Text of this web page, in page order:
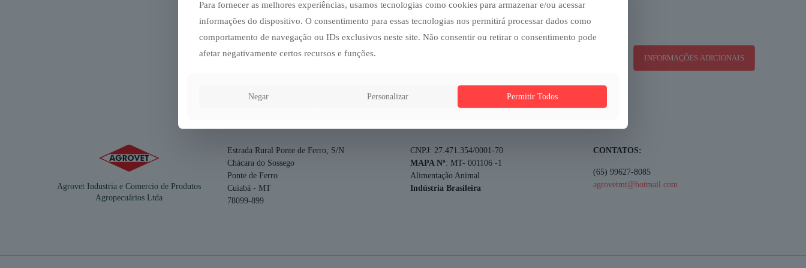
folhagens; fenos de gramíneas.
INFORMAÇÕES ADICIONAIS
Agrovet Industria e Comercio de Produtos
Agropecuários Ltda
Estrada Rural Ponte de Ferro, S/N
Chácara do Sossego
Ponte de Ferro
Cuiabá - MT
78099-899
CNPJ: 27.471.354/0001-70
MAPA Nº: MT- 001106 -1
Alimentação Animal
Indústria Brasileira
CONTATOS:
(65) 99627-8085
agrovetmt@hotmail.com
Para fornecer as melhores experiências, usamos tecnologias como cookies para armazenar e/ou acessar
informações do dispositivo. O consentimento para essas tecnologias nos permitirá processar dados como
comportamento de navegação ou IDs exclusivos neste site. Não consentir ou retirar o consentimento pode
afetar negativamente certos recursos e funções.
Negar Personalizar Permitir Todos